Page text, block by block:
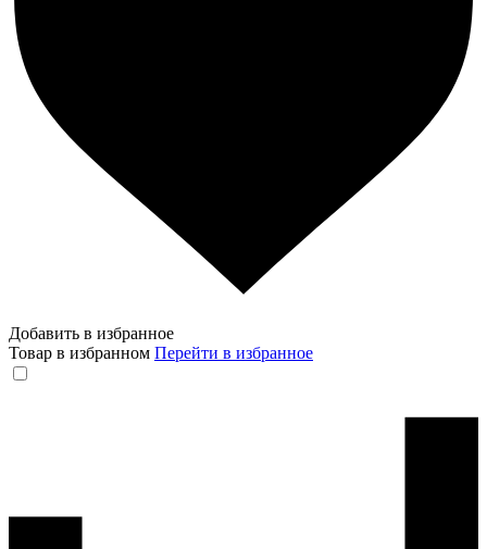
Добавить в избранное
Товар в избранном Перейти в избранное